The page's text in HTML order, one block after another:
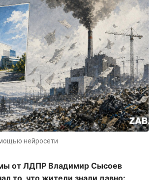
нейросети
от ЛДПР Владимир Сысоев
то, что жители знали давно: